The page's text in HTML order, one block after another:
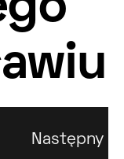
Następny